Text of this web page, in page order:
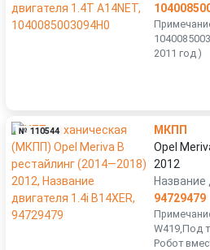
2011 год )
№ 110544
МКПП
Opel
2012
Название
94729479
W419,Под
Робот